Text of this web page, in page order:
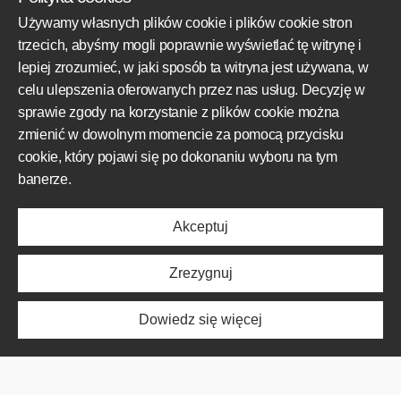
+48 609 800 931
+48 609 550 459
biuro@mototechnik.pl
OBSZARY DZIAŁALNOŚCI
Produkty
Realizacje
Poznaj nas
Aktualności
O NAS
Produkty
Używamy własnych plików cookie i plików cookie stron
trzecich, abyśmy mogli poprawnie wyświetlać tę witrynę i
lepiej zrozumieć, w jaki sposób ta witryna jest używana, w
celu ulepszenia oferowanych przez nas usług. Decyzję w
sprawie zgody na korzystanie z plików cookie można
zmienić w dowolnym momencie za pomocą przycisku
cookie, który pojawi się po dokonaniu wyboru na tym
banerze.
Akceptuj
Zrezygnuj
Dowiedz się więcej